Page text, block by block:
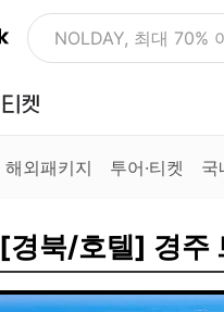
NOLDAY, 최대 70%
해외패키지 투어·티켓 국
[경북/호텔] 경주